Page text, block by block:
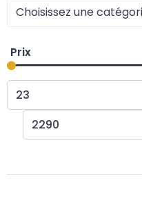
Choisissez une
Prix